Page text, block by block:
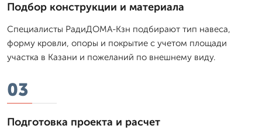
Подбор конструкции и материала
Специалисты РадиДОМА-Кзн подбирают тип навеса,
форму кровли, опоры и покрытие с учетом площади
участка в Казани и пожеланий по внешнему виду.
03
Подготовка проекта и расчет